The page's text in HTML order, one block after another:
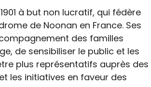
à but non lucratif, qui fédère
de Noonan en France. Ses
des familles
de sensibiliser le public et les
plus représentatifs auprès des
les initiatives en faveur des